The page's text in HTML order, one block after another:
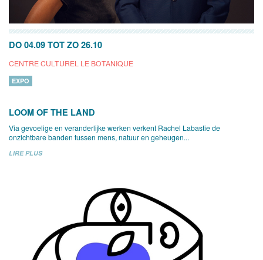
DO 04.09 TOT ZO 26.10
CENTRE CULTUREL LE BOTANIQUE
EXPO
LOOM OF THE LAND
Via gevoelige en veranderlijke werken verkent Rachel Labastie de
onzichtbare banden tussen mens, natuur en geheugen...
LIRE PLUS